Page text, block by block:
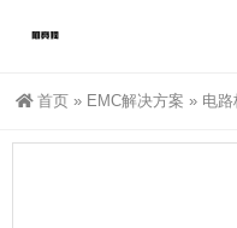
首页 » EMC解决方案 » 电